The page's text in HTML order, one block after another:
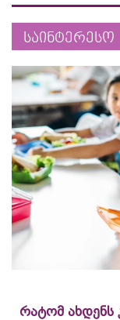
საინტერესო
რატომ